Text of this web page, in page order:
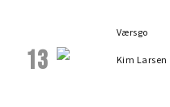
13
Værsgo
Kim Larsen